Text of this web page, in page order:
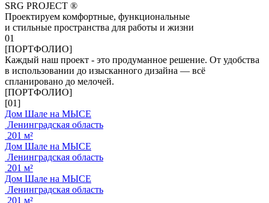
SRG PROJECT ®
Проектируем комфортные, функциональные
и стильные пространства для работы и жизни
01
[ПОРТФОЛИО]
Каждый наш проект - это продуманное решение. От удобства
в использовании до изысканного дизайна — всё
спланировано до мелочей.
[ПОРТФОЛИО]
[01]
Дом Шале на МЫСЕ
Ленинградская область
201 м²
Дом Шале на МЫСЕ
Ленинградская область
201 м²
Дом Шале на МЫСЕ
Ленинградская область
201 м²